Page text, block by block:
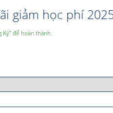
giảm học phí
để hoàn thành.